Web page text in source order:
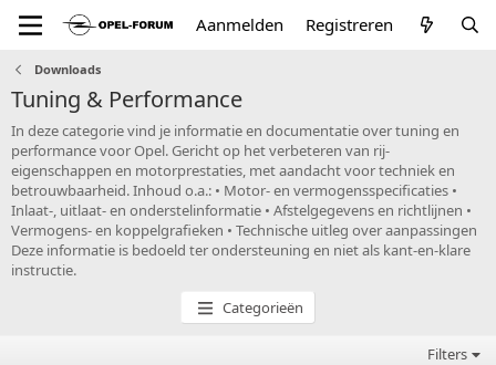
Aanmelden Registreren
Downloads
Tuning & Performance
In deze categorie vind je informatie en documentatie over tuning en
performance voor Opel. Gericht op het verbeteren van rij-
eigenschappen en motorprestaties, met aandacht voor techniek en
betrouwbaarheid. Inhoud o.a.: • Motor- en vermogensspecificaties •
Inlaat-, uitlaat- en onderstelinformatie • Afstelgegevens en richtlijnen •
Vermogens- en koppelgrafieken • Technische uitleg over aanpassingen
Deze informatie is bedoeld ter ondersteuning en niet als kant-en-klare
instructie.
Categorieën
Filters